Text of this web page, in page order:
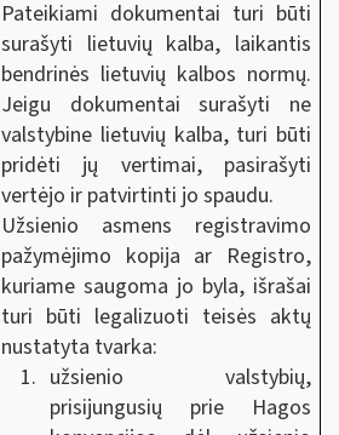
Pateikiami dokumentai turi būti
surašyti lietuvių kalba, laikantis
bendrinės lietuvių kalbos normų.
Jeigu dokumentai surašyti ne
valstybine lietuvių kalba, turi būti
pridėti jų vertimai, pasirašyti
vertėjo ir patvirtinti jo spaudu.
Užsienio asmens registravimo
pažymėjimo kopija ar Registro,
kuriame saugoma jo byla, išrašai
turi būti legalizuoti teisės aktų
nustatyta tvarka:
užsienio valstybių,
prisijungusių prie Hagos